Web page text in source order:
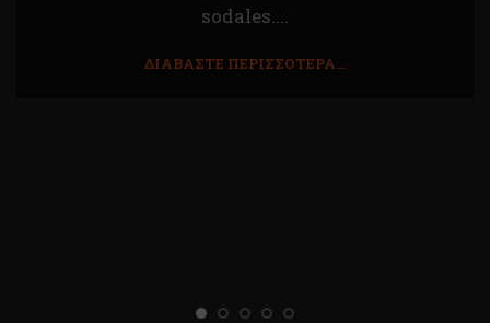
sodales....
ΔΙΑΒΆΣΤΕ ΠΕΡΙΣΣΌΤΕΡΑ...